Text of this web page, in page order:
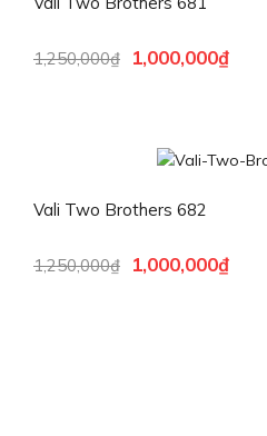
1,250,000₫
Giá
gốc
1,000,000₫Giá
Vali Two Brothers 682
1,250,000₫
Giá
gốc
1,000,000₫Giá